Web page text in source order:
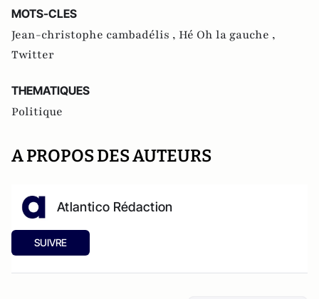
MOTS-CLES
Jean-christophe cambadélis , Hé Oh la gauche ,
Twitter
THEMATIQUES
Politique
A PROPOS DES AUTEURS
Atlantico Rédaction
SUIVRE